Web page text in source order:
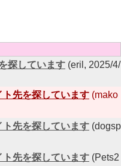
探しています (eril, 2025/4/
先を探しています (mako
先を探しています (dogsp
先を探しています (Pets2